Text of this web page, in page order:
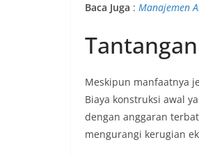
Baca Juga : Manajemen
Meskipun manfaatnya
Biaya konstruksi awal
dengan anggaran
mengurangi kerugian